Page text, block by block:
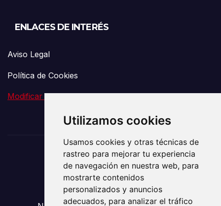
Utilizamos cookies
Usamos cookies y otras técnicas de
rastreo para mejorar tu experiencia
de navegación en nuestra web, para
mostrarte contenidos
personalizados y anuncios
adecuados, para analizar el tráfico
ENLACES DE INTERÉS
Aviso Legal
Política de Cookies
Modificar preferencia de Cookies
El Vigía de la
Comunicación